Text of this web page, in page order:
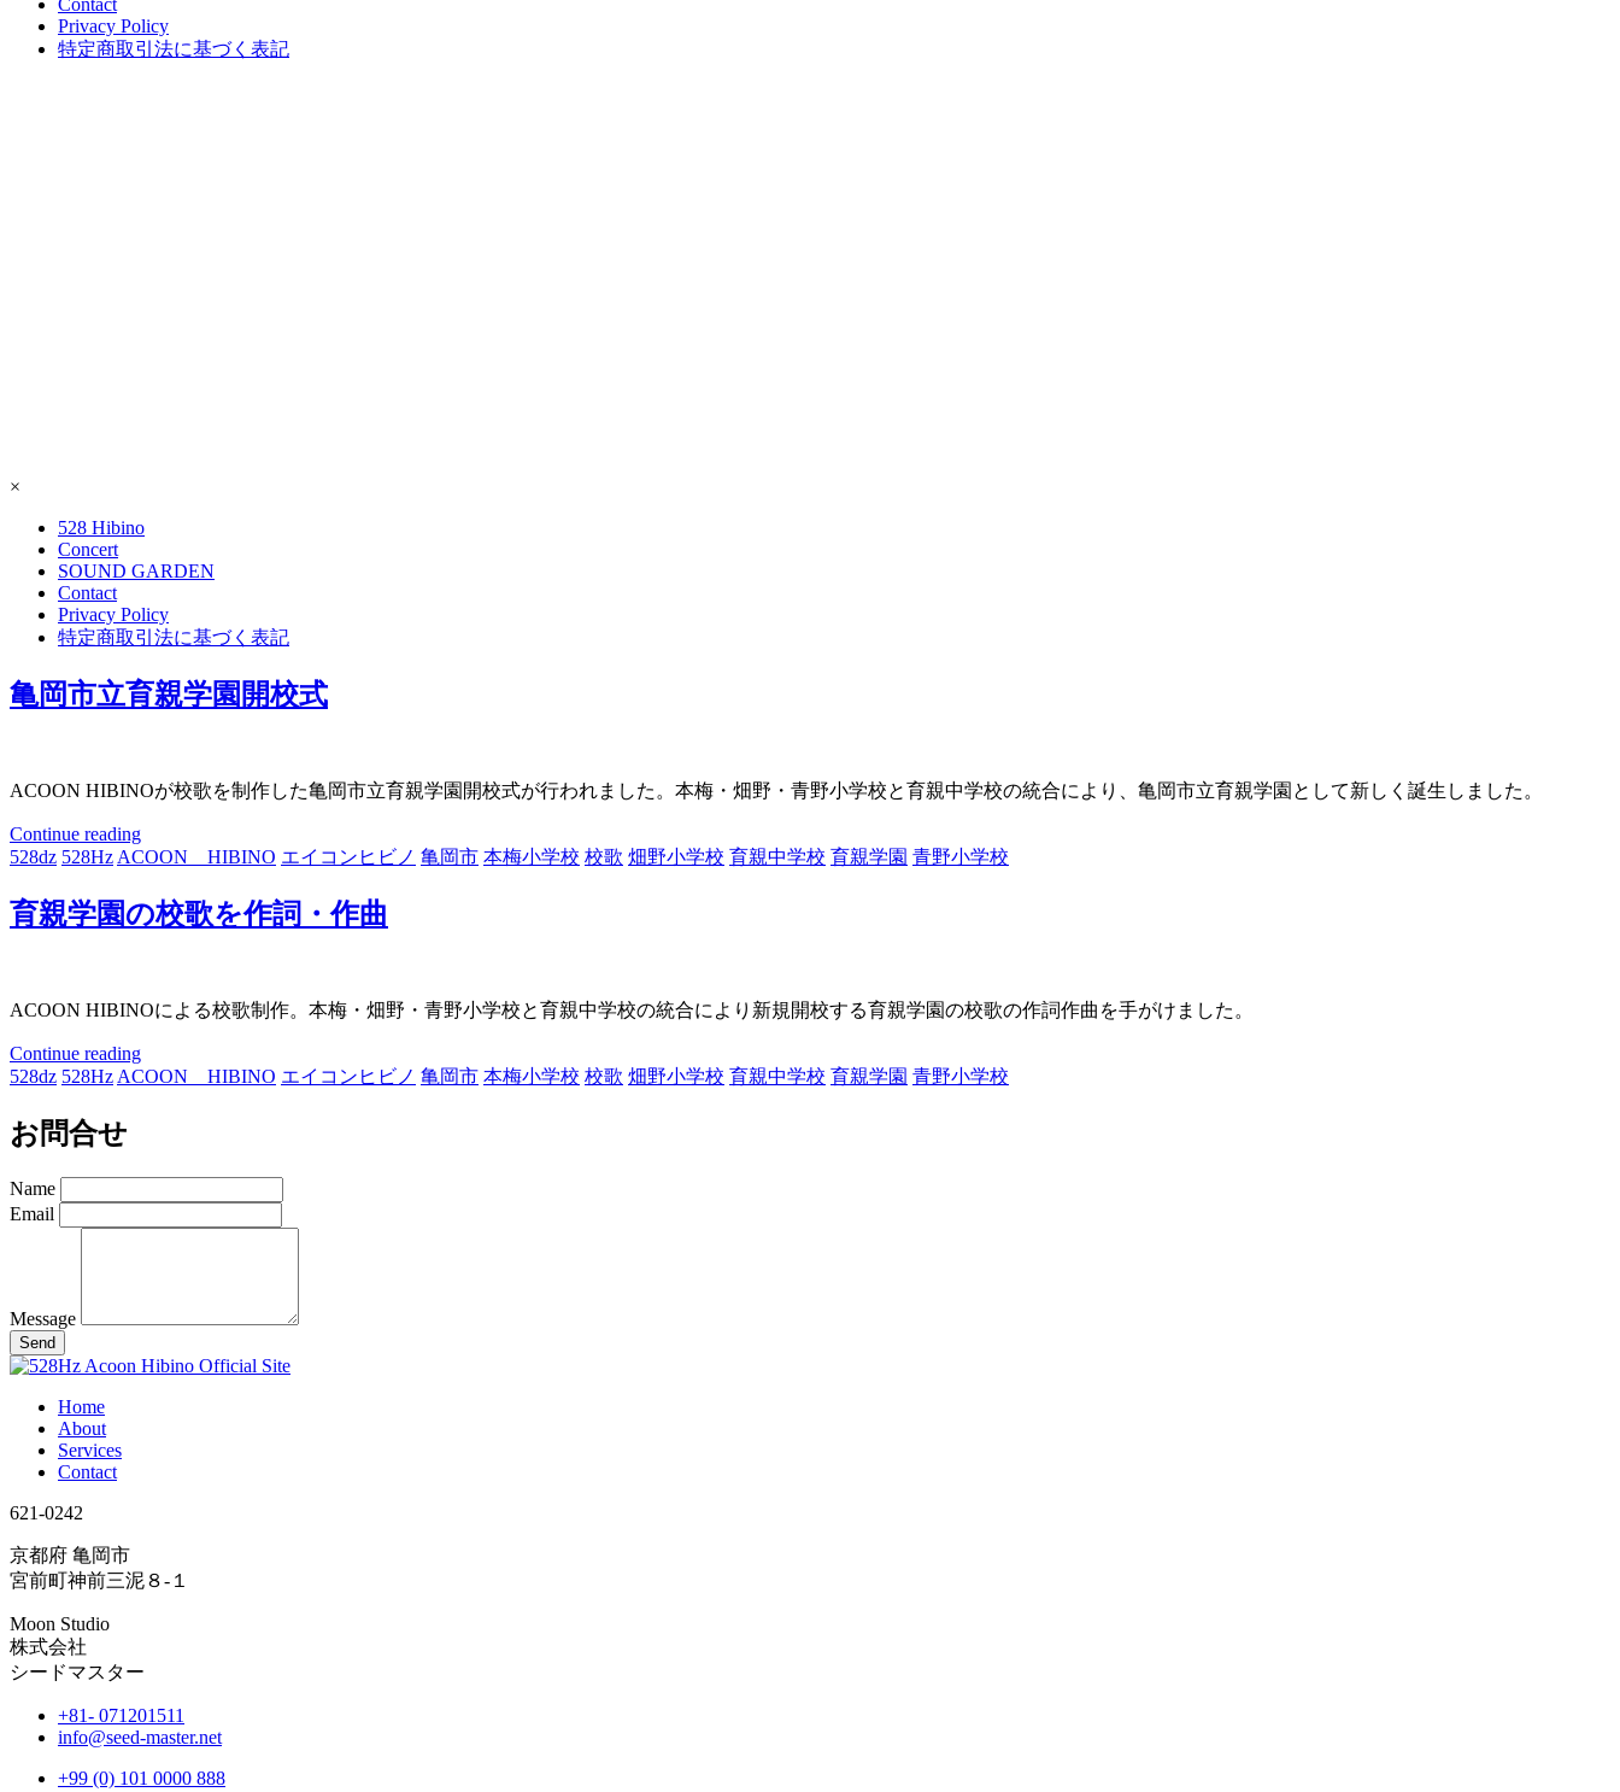
Contact
Privacy Policy
特定商取引法に基づく表記
×
528 Hibino
Concert
SOUND GARDEN
Contact
Privacy Policy
特定商取引法に基づく表記
亀岡市立育親学園開校式
ACOON HIBINOが校歌を制作した亀岡市立育親学園開校式が行われました。本梅・畑野・青野小学校と育親中学校の統合により、亀岡市立育親学園として新しく誕生しました。
Continue reading
528dz 528Hz ACOON HIBINO エイコンヒビノ 亀岡市 本梅小学校 校歌 畑野小学校 育親中学校 育親学園 青野小学校
育親学園の校歌を作詞・作曲
ACOON HIBINOによる校歌制作。本梅・畑野・青野小学校と育親中学校の統合により新規開校する育親学園の校歌の作詞作曲を手がけました。
Continue reading
528dz 528Hz ACOON HIBINO エイコンヒビノ 亀岡市 本梅小学校 校歌 畑野小学校 育親中学校 育親学園 青野小学校
お問合せ
Name
Email
Message
Send
Home
About
Services
Contact
621-0242
京都府 亀岡市
宮前町神前三泥８-１
Moon Studio
株式会社
シードマスター
+81- 071201511
info@seed-master.net
+99 (0) 101 0000 888